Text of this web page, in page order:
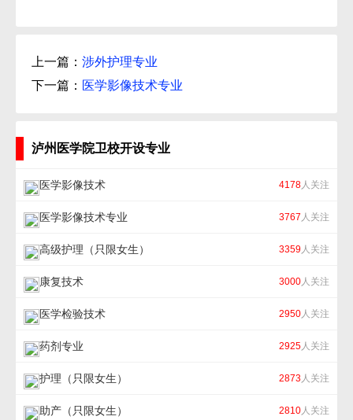
上一篇： 涉外护理专业
下一篇： 医学影像技术专业
泸州医学院卫校开设专业
医学影像技术 4178人关注
医学影像技术专业 3767 人关注
高级护理（只限女生） 3359人关注
康复技术 3000人关注
医学检验技术 2950人关注
药剂专业 2925人关注
护理（只限女生） 2873人关注
助产（只限女生） 2810人关注